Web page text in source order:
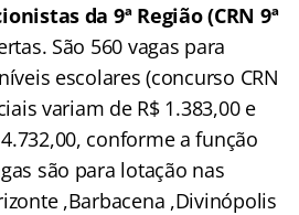
da 9ª Região (CRN 9ª
São 560 vagas para
escolares (concurso CRN
variam de R$ 1.383,00 e
conforme a função
são para lotação nas
,Barbacena ,Divinópolis